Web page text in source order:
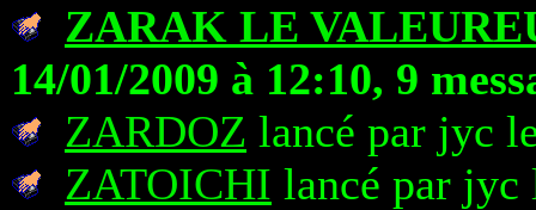
ZARAK LE
14/01/2009 à 12:10, 9
ZARDOZ lancé par jyc
ZATOICHI lancé par jyc